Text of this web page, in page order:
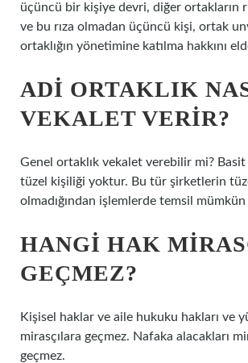
üçüncü bir kişiye devri, diğer ortakların
ve bu rıza olmadan üçüncü kişi, ortak
ortaklığın yönetimine katılma hakkını
ADI ORTAKLIK
VEKALET VERIR?
Genel ortaklık vekalet verebilir mi? Basit
tüzel kişiliği yoktur. Bu tür şirketlerin
olmadığından işlemlerde temsil
HANGI HAK
GEÇMEZ?
Kişisel haklar ve aile hukuku hakları ve
mirasçılara geçmez. Nafaka alacakları
geçmez.